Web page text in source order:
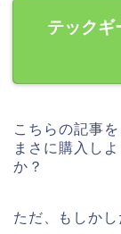
テックギ
こちらの記事
まさに購入し
か？
ただ、もしか